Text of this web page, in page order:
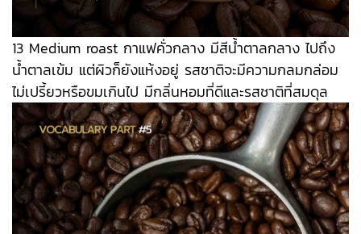
13 Medium roast กาแฟคั่วกลาง มีสีน้ำตาลกลาง ไปถึง
น้ำตาลเข้ม แต่ผิวก็ยังแห้งอยู่ รสชาติจะมีความกลมกล่อม
ไม่เปรี้ยวหรือขมเกินไป มีกลิ่นหอมที่ดีและรสชาติที่สมดุล